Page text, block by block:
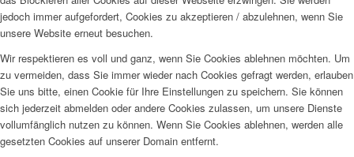
jedoch immer aufgefordert, Cookies zu akzeptieren / abzulehnen, wenn Sie
unsere Website erneut besuchen.
Wir respektieren es voll und ganz, wenn Sie Cookies ablehnen möchten. Um
zu vermeiden, dass Sie immer wieder nach Cookies gefragt werden, erlauben
Sie uns bitte, einen Cookie für Ihre Einstellungen zu speichern. Sie können
sich jederzeit abmelden oder andere Cookies zulassen, um unsere Dienste
vollumfänglich nutzen zu können. Wenn Sie Cookies ablehnen, werden alle
gesetzten Cookies auf unserer Domain entfernt.